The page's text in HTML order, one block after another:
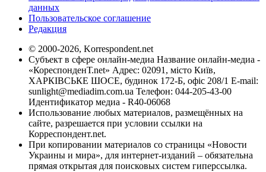
данных
Пользовательское соглашение
Редакция
© 2000-2026, Korrespondent.net
Субъект в сфере онлайн-медиа Название онлайн-медиа -
«КореспонденТ.net» Адрес: 02091, місто Київ,
ХАРКІВСЬКЕ ШОСЕ, будинок 172-Б, офіс 208/1 E-mail:
sunlight@mediadim.com.ua Телефон: 044-205-43-00
Идентификатор медиа - R40-06068
Использование любых материалов, размещённых на
сайте, разрешается при условии ссылки на
Корреспондент.net.
При копировании материалов со страницы «Новости
Украины и мира», для интернет-изданий – обязательна
прямая открытая для поисковых систем гиперссылка.